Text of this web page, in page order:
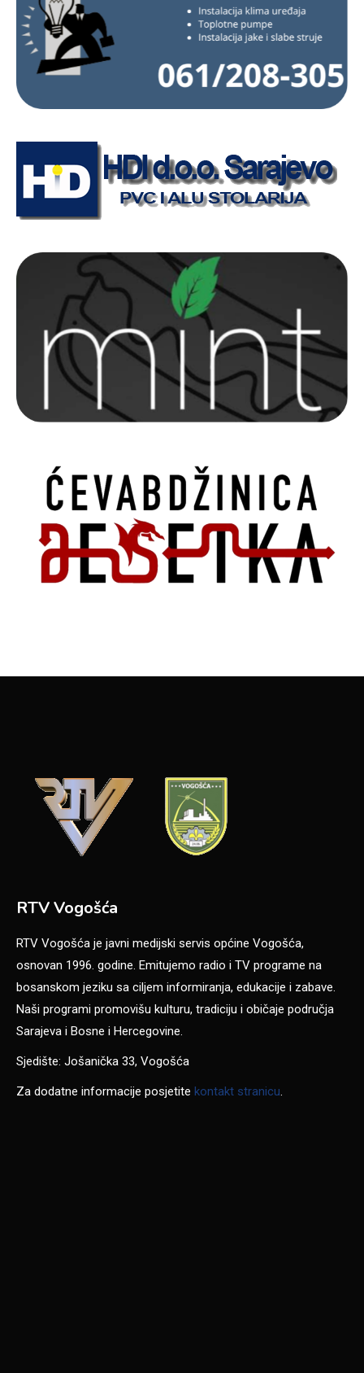
RTV Vogošća
RTV Vogošća je javni medijski servis općine Vogošća,
osnovan 1996. godine. Emitujemo radio i TV programe na
bosanskom jeziku sa ciljem informiranja, edukacije i zabave.
Naši programi promovišu kulturu, tradiciju i običaje područja
Sarajeva i Bosne i Hercegovine.
Sjedište: Jošanička 33, Vogošća
Za dodatne informacije posjetite kontakt stranicu.